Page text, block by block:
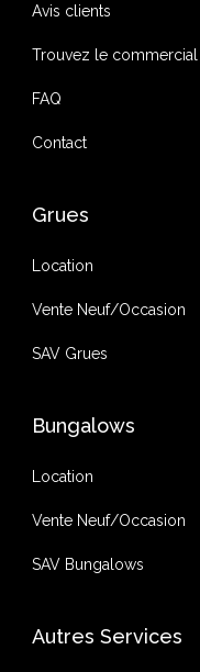
Avis clients
Trouvez le
FAQ
Contact
Grues
Location
Vente Neuf/Occasion
SAV Grues
Bungalows
Location
Vente Neuf/Occasion
SAV Bungalows
Autres Services